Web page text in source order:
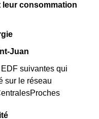
leur consommation
Juan
suivantes qui
sur le réseau